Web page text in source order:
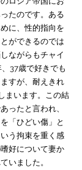
たのです。ある
に、性的指向を
ができるのでは
ながらもチャイ
37歳で好きでも
すが、耐えきれ
まいます。この結
ったと言われ、
「ひどい傷」と
う拘束を重く感
好について妻か
いました。